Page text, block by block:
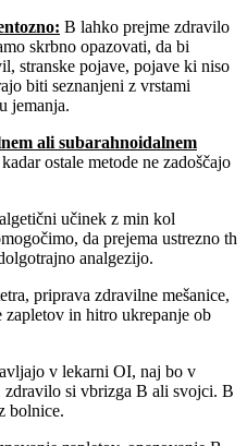
: B lahko prejme zdravilo
skrbno opazovati, da bi
stranske pojave, pojave ki niso
biti seznanjeni z vrstami
jemanja.
ali subarahnoidalnem
ostale metode ne zadoščajo
učinek z min kol
da prejema ustrezno th
analgezijo.
priprava zdravilne mešanice,
in hitro ukrepanje ob
v lekarni OI, naj bo v
si vbrizga B ali svojci. B
bolnice.